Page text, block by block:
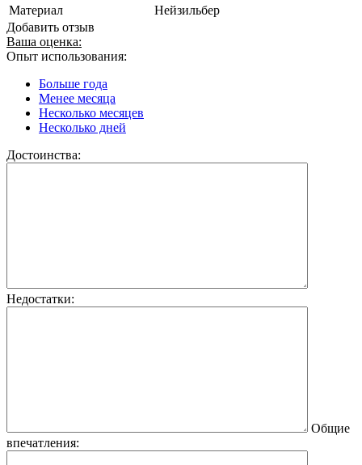
Материал
Нейзильбер
Добавить отзыв
Ваша оценка:
Опыт использования:
Больше года
Менее месяца
Несколько месяцев
Несколько дней
Достоинства:
Недостатки:
Общие
впечатления: